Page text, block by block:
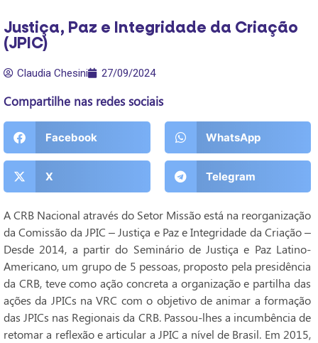
Justiça, Paz e Integridade da Criação
(JPIC)
Claudia Chesini 27/09/2024
Compartilhe nas redes sociais
Facebook WhatsApp
X Telegram
A CRB Nacional através do Setor Missão está na reorganização
da Comissão da JPIC – Justiça e Paz e Integridade da Criação –
Desde 2014, a partir do Seminário de Justiça e Paz Latino-
Americano, um grupo de 5 pessoas, proposto pela presidência
da CRB, teve como ação concreta a organização e partilha das
ações da JPICs na VRC com o objetivo de animar a formação
das JPICs nas Regionais da CRB. Passou-lhes a incumbência de
retomar a reflexão e articular a JPIC a nível de Brasil. Em 2015,